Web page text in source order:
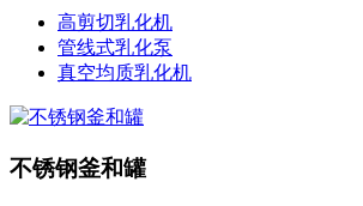
高剪切乳化机
管线式乳化泵
真空均质乳化机
不锈钢釜和罐